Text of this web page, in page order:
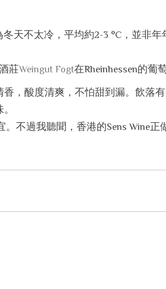
天不太冷，平均約2-3 °C，並非年
莊Weingut Fogt在Rheinhessen的葡
，酸度清爽，不怕甜到漏。飲落
不過我聽聞，香港的Sens Wine正